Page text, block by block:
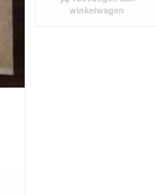
winkelwagen